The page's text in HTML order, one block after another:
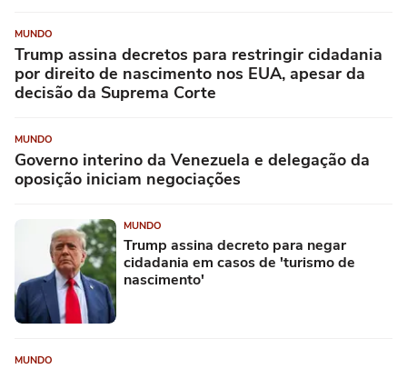
MUNDO
Trump assina decretos para restringir cidadania
por direito de nascimento nos EUA, apesar da
decisão da Suprema Corte
MUNDO
Governo interino da Venezuela e delegação da
oposição iniciam negociações
MUNDO
Trump assina decreto para negar
cidadania em casos de 'turismo de
nascimento'
MUNDO